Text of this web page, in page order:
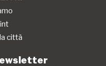
città